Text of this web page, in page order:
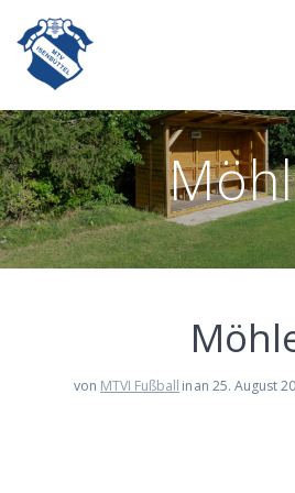
von MTVI Fußball inan 25. August